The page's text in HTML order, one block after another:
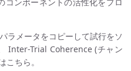
ラメータをコピーして試行をソ
Inter-Trial Coherence (チャン
こちら。